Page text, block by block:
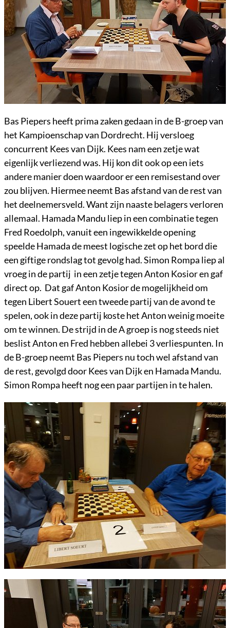
Bas Piepers heeft prima zaken gedaan in de B-groep van
het Kampioenschap van Dordrecht. Hij versloeg
concurrent Kees van Dijk. Kees nam een zetje wat
eigenlijk verliezend was. Hij kon dit ook op een iets
andere manier doen waardoor er een remisestand over
zou blijven. Hiermee neemt Bas afstand van de rest van
het deelnemersveld. Want zijn naaste belagers verloren
allemaal. Hamada Mandu liep in een combinatie tegen
Fred Roedolph, vanuit een ingewikkelde opening
speelde Hamada de meest logische zet op het bord die
een giftige rondslag tot gevolg had. Simon Rompa liep al
vroeg in de partij in een zetje tegen Anton Kosior en gaf
direct op. Dat gaf Anton Kosior de mogelijkheid om
tegen Libert Souert een tweede partij van de avond te
spelen, ook in deze partij koste het Anton weinig moeite
om te winnen. De strijd in de A groep is nog steeds niet
beslist Anton en Fred hebben allebei 3 verliespunten. In
de B-groep neemt Bas Piepers nu toch wel afstand van
de rest, gevolgd door Kees van Dijk en Hamada Mandu.
Simon Rompa heeft nog een paar partijen in te halen.